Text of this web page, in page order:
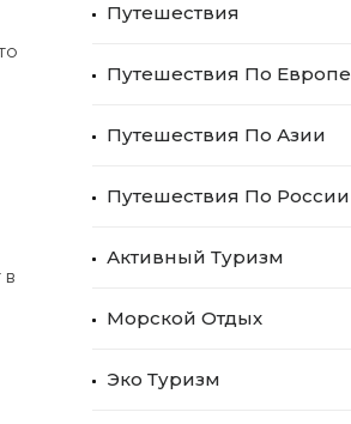
в
Путешествия
Путешествия По Европе
Путешествия По Азии
Путешествия По России
Активный Туризм
Морской Отдых
Эко Туризм